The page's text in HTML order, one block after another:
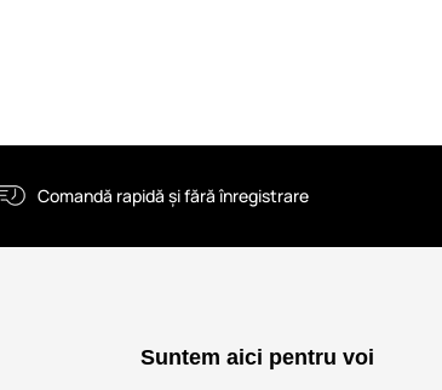
Comandă rapidă și fără înregistrare
Suntem aici pentru voi